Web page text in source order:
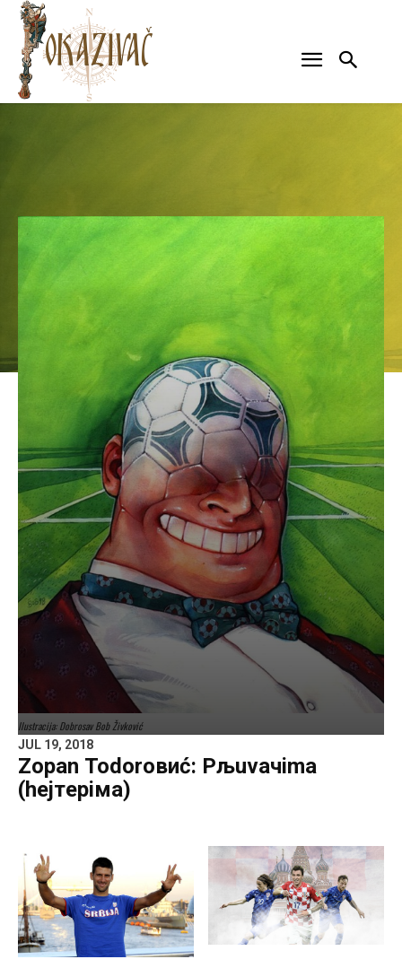
Ilustracija: Dobrosav Bob Živković
JUL 19, 2018
Zораn Тоdоrовиć: Pљuvaчima
(hejтeрiмa)